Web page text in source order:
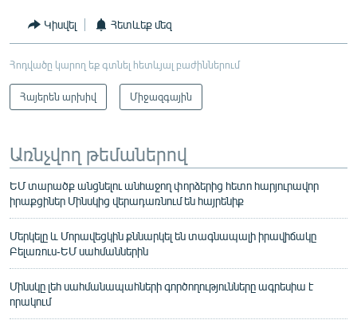
Կիսվել Հետևեք մեզ
Հոդվածը կարող եք գտնել հետևյալ բաժիններում
Հայերեն արխիվ Միջազգային
Առնչվող թեմաներով
ԵՄ տարածք անցնելու անհաջող փորձերից հետո հարյուրավոր
իրաքցիներ Մինսկից վերադառնում են հայրենիք
Մերկելը և Մորավեցկին քննարկել են տագնապալի իրավիճակը
Բելառուս-ԵՄ սահմաններին
Մինսկը լեհ սահմանապահների գործողությունները ագրեսիա է
որակում